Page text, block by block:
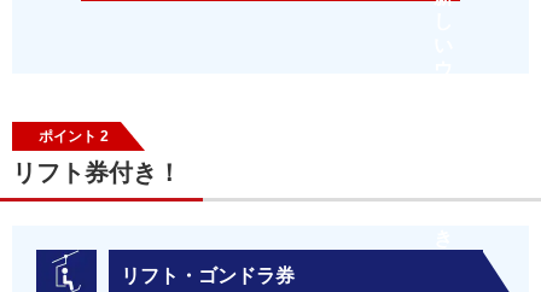
ポイント 2
リフト券付き！
リフト・ゴンドラ券